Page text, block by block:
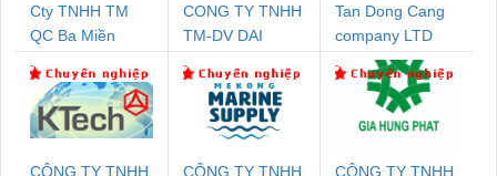
Cty TNHH TM
QC Ba Miền
CONG TY TNHH
TM-DV DAI
Tan Dong Cang
company LTD
CÔNG TY TNHH
CÔNG TY TNHH
CÔNG TY TNHH